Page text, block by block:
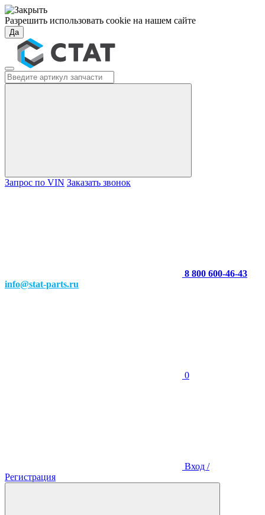
Разрешить использовать cookie на нашем сайте
Да
Запрос по VIN Заказать звонок
8 800 600-46-43
info@stat-parts.ru
0
Вход /
Регистрация